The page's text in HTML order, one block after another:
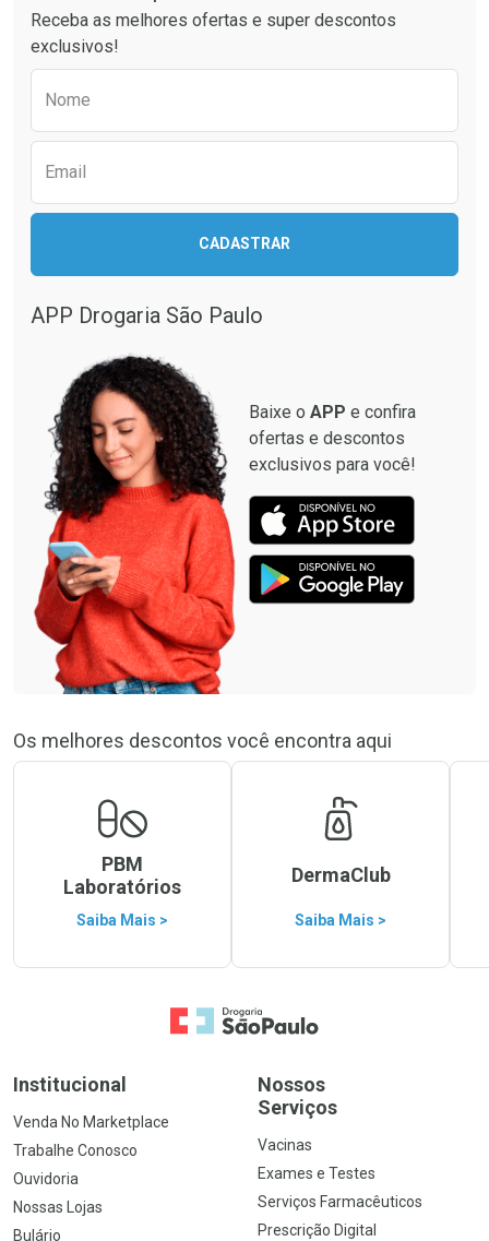
Comprar sem Desconto
Comprar sem Desconto
Por R$ 52,64/cada
Comprar sem Desconto
Comprar sem Desconto
Receba as melhores ofertas e super descontos
exclusivos!
Nome
Email
CADASTRAR
APP Drogaria São Paulo
Baixe o APP e confira
ofertas e descontos
exclusivos para você!
Os melhores descontos você encontra aqui
PBM
Laboratórios
Saiba Mais >
DermaClub
Saiba Mais >
Ir para a Home
Institucional
Venda No Marketplace
Trabalhe Conosco
Ouvidoria
Nossas Lojas
Bulário
Nossos
Serviços
Vacinas
Exames e Testes
Serviços Farmacêuticos
Prescrição Digital